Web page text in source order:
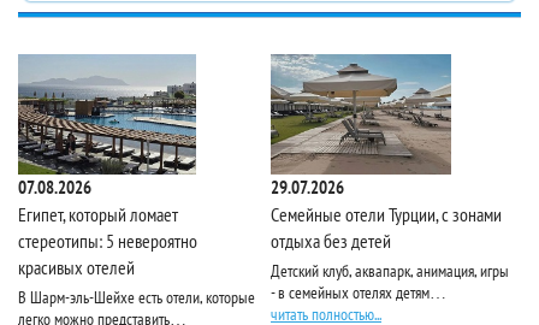
07.08.2026
Египет, который ломает
стереотипы: 5 невероятно
красивых отелей
В Шарм-эль-Шейхе есть отели, которые
легко можно представить…
29.07.2026
Семейные отели Турции, с зонами
отдыха без детей
Детский клуб, аквапарк, анимация, игры
- в семейных отелях детям…
читать полностью...